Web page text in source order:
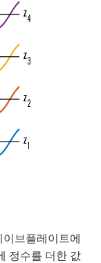
브플레이트에
정수를 더한 값